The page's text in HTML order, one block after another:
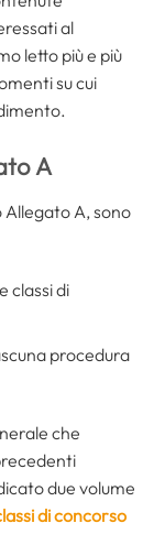
al
letto più e più
su cui
A
A, sono
classi di
procedura
che
due volume
di concorso